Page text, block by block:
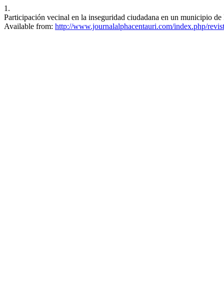
1.
Participación vecinal en la inseguridad ciudadana en un municipio
Available from: http://www.journalalphacentauri.com/index.php/